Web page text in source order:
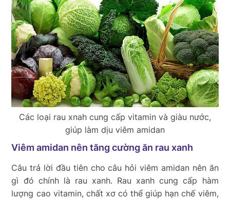
Các loại rau xnah cung cấp vitamin và giàu nước,
giúp làm dịu viêm amidan
Viêm amidan nên tăng cường ăn rau xanh
Câu trả lời đầu tiên cho câu hỏi viêm amidan nên ăn
gì đó chính là rau xanh. Rau xanh cung cấp hàm
lượng cao vitamin, chất xơ có thể giúp hạn chế viêm,